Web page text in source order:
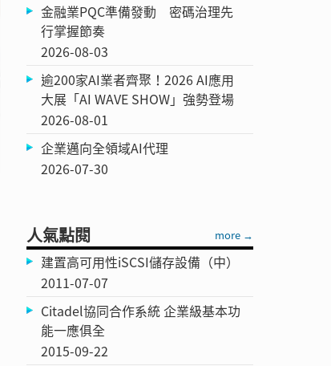
金融業PQC準備發動 密碼治理先
行掌握節奏
2026-08-03
逾200家AI業者齊聚！2026 AI應用
大展「AI WAVE SHOW」強勢登場
2026-08-01
企業邁向全領域AI代理
2026-07-30
人氣點閱 more →
建置高可用性iSCSI儲存設備（中）
2011-07-07
Citadel協同合作系統 企業級基本功
能一應俱全
2015-09-22